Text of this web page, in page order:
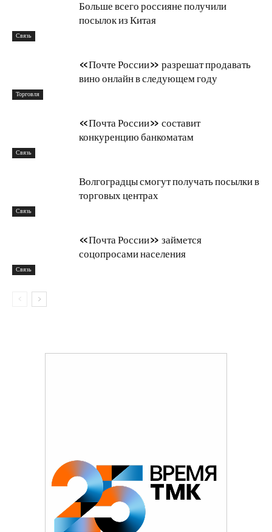
Связь
Больше всего россияне получили
посылок из Китая
Торговля
«Почте России» разрешат продавать
вино онлайн в следующем году
Связь
«Почта России» составит
конкуренцию банкоматам
Связь
Волгоградцы смогут получать посылки в
торговых центрах
Связь
«Почта России» займется
соцопросами населения